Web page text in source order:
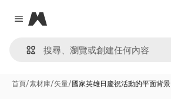
Close menu
Magnific
首頁/素材庫/矢量/國家英雄日慶祝活動的平面背景